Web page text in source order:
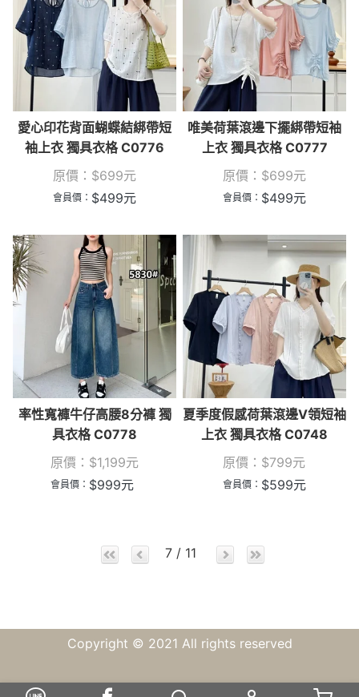
愛心印花背面蝴蝶結綁帶短
袖上衣 獨具衣格 C0776
原價： $699元
會員價： $499元
唯美荷葉滾邊下擺綁帶短袖
上衣 獨具衣格 C0777
原價： $699元
會員價： $499元
率性寬褲牛仔高腰8分褲 獨
具衣格 C0778
原價： $1,199元
會員價： $999元
夏季度假感荷葉滾邊V領短袖
上衣 獨具衣格 C0748
原價： $799元
會員價： $599元
7 / 11
Copyright © 2021 All rights reserved